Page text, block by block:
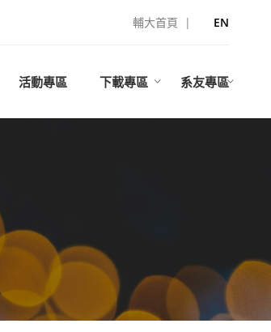
輔大首頁 | EN
活動專區 下載專區 系友專區